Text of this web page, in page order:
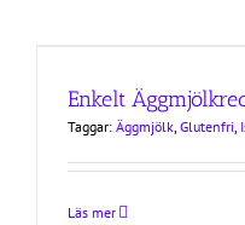
Enkelt
Taggar: Äggmjölk, Glutenfri,
Läs mer